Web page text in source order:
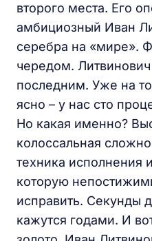
второго места. Его
амбициозный Иван
серебра на «мире».
чередом. Литвинович
последним. Уже на
ясно – у нас сто
Но какая именно?
колоссальная
техника исполнения
которую
исправить. Секунды
кажутся годами. И